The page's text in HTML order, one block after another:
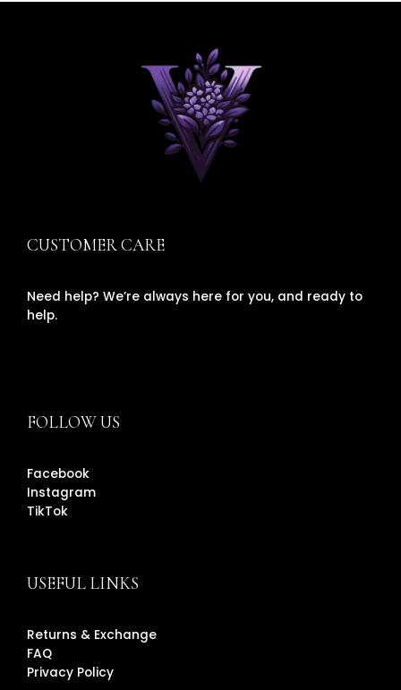
CUSTOMER CARE
Need help? We’re always here for you, and ready to
help.
FOLLOW US
Facebook
Instagram
TikTok
USEFUL LINKS
Returns & Exchange
FAQ
Privacy Policy